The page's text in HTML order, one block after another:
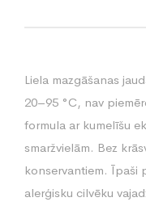
Liela mazgāšanas
20–95 °C, nav
formula ar kumelīšu
smaržvielām. Bez
konservantiem. Īpaši
alerģisku cilvēku